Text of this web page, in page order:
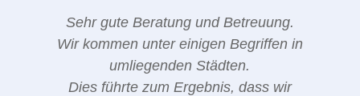
Sehr gute Beratung und Betreuung.
Wir kommen unter einigen Begriffen in
umliegenden Städten.
Dies führte zum Ergebnis, dass wir